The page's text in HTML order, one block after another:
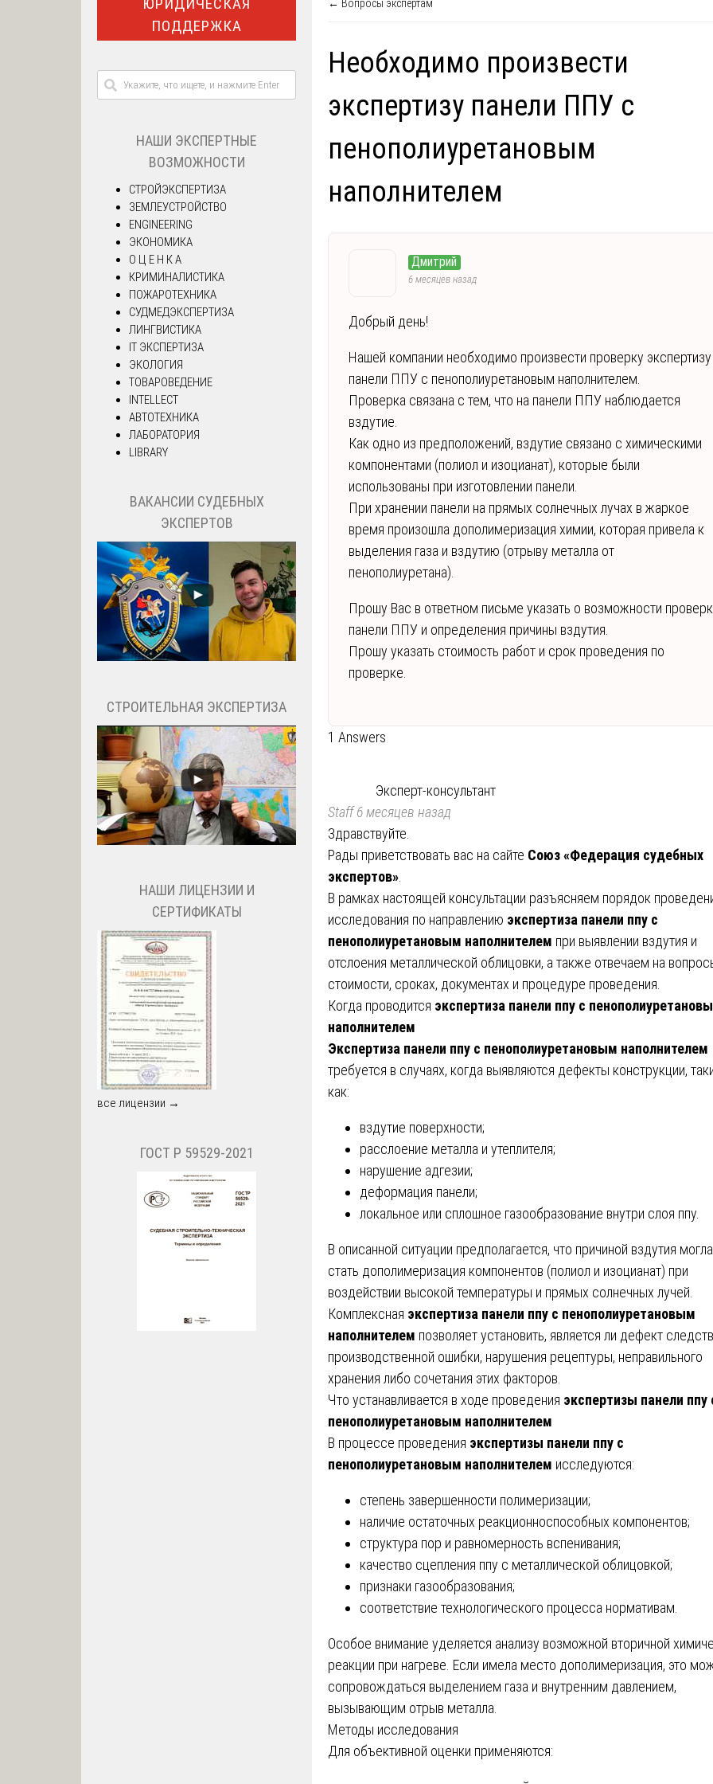
← Вопросы экспертам
Необходимо произвести
экспертизу панели ППУ с
пенополиуретановым
наполнителем
Дмитрий
6 месяцев назад
Добрый день!
Нашей компании необходимо произвести проверку экспертизу
панели ППУ с пенополиуретановым наполнителем.
Проверка связана с тем, что на панели ППУ наблюдается
вздутие.
Как одно из предположений, вздутие связано с химическими
компонентами (полиол и изоцианат), которые были
использованы при изготовлении панели.
При хранении панели на прямых солнечных лучах в жаркое
время произошла дополимеризация химии, которая привела к
выделения газа и вздутию (отрыву металла от
пенополиуретана).
Прошу Вас в ответном письме указать о возможности
панели ППУ и определения причины вздутия.
Прошу указать стоимость работ и срок проведения по
проверке.
1 Answers
Эксперт-консультант
Staff6 месяцев назад
Здравствуйте.
Рады приветствовать вас на сайте Союз «Федерация судебных
экспертов»
В рамках настоящей консультации разъясняем порядок
исследования по направлению экспертиза панели ппу с
пенополиуретановым наполнителем при выявлении вздутия и
отслоения металлической облицовки, а также отвечаем на
стоимости, сроках, документах и процедуре проведения.
Когда проводится экспертиза панели ппу с
наполнителем
Экспертиза панели ппу с пенополиуретановым наполнителем
требуется в случаях, когда выявляются дефекты конструкции,
как:
вздутие поверхности;
расслоение металла и утеплителя;
нарушение адгезии;
деформация панели;
локальное или сплошное газообразование внутри слоя ппу.
В описанной ситуации предполагается, что причиной вздутия могла
стать дополимеризация компонентов (полиол и изоцианат) при
воздействии высокой температуры и прямых солнечных лучей.
Комплексная экспертиза панели ппу с пенополиуретановым
наполнителем позволяет установить, является ли дефект
производственной ошибки, нарушения рецептуры, неправильного
хранения либо сочетания этих факторов.
Что устанавливается в ходе проведения экспертизы панели ппу
пенополиуретановым наполнителем
В процессе проведения экспертизы панели ппу с
пенополиуретановым наполнителем исследуются:
степень завершенности полимеризации;
наличие остаточных реакционноспособных компонентов;
структура пор и равномерность вспенивания;
качество сцепления ппу с металлической облицовкой;
признаки газообразования;
соответствие технологического процесса нормативам.
Особое внимание уделяется анализу возможной вторичной
реакции при нагреве. Если имела место дополимеризация, это
сопровождаться выделением газа и внутренним давлением,
вызывающим отрыв металла.
Методы исследования
Для объективной оценки применяются:
ПОДДЕРЖКА
НАШИ ЭКСПЕРТНЫЕ
ВОЗМОЖНОСТИ
СТРОЙЭКСПЕРТИЗА
ЗЕМЛЕУСТРОЙСТВО
ENGINEERING
ЭКОНОМИКА
О Ц Е Н К А
КРИМИНАЛИСТИКА
ПОЖАРОТЕХНИКА
СУДМЕДЭКСПЕРТИЗА
ЛИНГВИСТИКА
IT ЭКСПЕРТИЗА
ЭКОЛОГИЯ
ТОВАРОВЕДЕНИЕ
INTELLECT
АВТОТЕХНИКА
ЛАБОРАТОРИЯ
LIBRARY
ВАКАНСИИ СУДЕБНЫХ
ЭКСПЕРТОВ
СТРОИТЕЛЬНАЯ ЭКСПЕРТИЗА
НАШИ ЛИЦЕНЗИИ И
СЕРТИФИКАТЫ
все лицензии →
ГОСТ Р 59529-2021